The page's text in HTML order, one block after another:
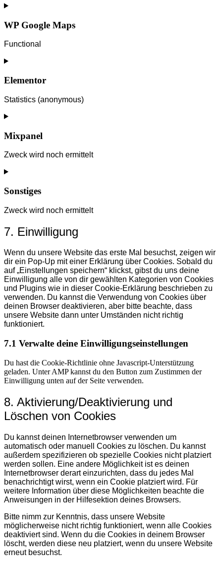
Consent
service
WP Google Maps
Functional
Consent
service
google-
maps
Elementor
Statistics (anonymous)
Consent
service
elementor
Mixpanel
Zweck wird noch ermittelt
Consent
service
mixpanel
Sonstiges
Zweck wird noch ermittelt
Consent
to
sonstiges
7. Einwilligung
Wenn du unsere Website das erste Mal besuchst, zeigen wir
dir ein Pop-Up mit einer Erklärung über Cookies. Sobald du
auf „Einstellungen speichern“ klickst, gibst du uns deine
Einwilligung alle von dir gewählten Kategorien von Cookies
und Plugins wie in dieser Cookie-Erklärung beschrieben zu
verwenden. Du kannst die Verwendung von Cookies über
deinen Browser deaktivieren, aber bitte beachte, dass
unsere Website dann unter Umständen nicht richtig
funktioniert.
7.1 Verwalte deine Einwilligungseinstellungen
Du hast die Cookie-Richtlinie ohne Javascript-Unterstützung
geladen. Unter AMP kannst du den Button zum Zustimmen der
Einwilligung unten auf der Seite verwenden.
8. Aktivierung/Deaktivierung und
Löschen von Cookies
Du kannst deinen Internetbrowser verwenden um
automatisch oder manuell Cookies zu löschen. Du kannst
außerdem spezifizieren ob spezielle Cookies nicht platziert
werden sollen. Eine andere Möglichkeit ist es deinen
Internetbrowser derart einzurichten, dass du jedes Mal
benachrichtigt wirst, wenn ein Cookie platziert wird. Für
weitere Information über diese Möglichkeiten beachte die
Anweisungen in der Hilfesektion deines Browsers.
Bitte nimm zur Kenntnis, dass unsere Website
möglicherweise nicht richtig funktioniert, wenn alle Cookies
deaktiviert sind. Wenn du die Cookies in deinem Browser
löscht, werden diese neu platziert, wenn du unsere Website
erneut besuchst.